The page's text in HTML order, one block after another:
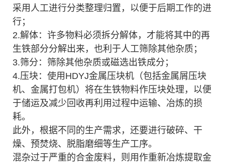
采用人工进行分类整理归置，以便于后期工作的进
行；
2.解体：许多物料必须拆分解体，才能将其中的再
生铁部分分解出来，也利于人工筛除其他杂质；
3.筛分：筛除其他杂质或磁选出铁成分；
4.压块：使用HDYJ金属压块机（包括金属屑压块
机、金属打包机）将在生铁物料作压块处理，以便
于储运及减少回收再利用过程中运输、冶炼的损
耗。
此外，根据不同的生产需求，还要进行破碎、干
燥、预焚烧、脱脂磨细等生产工序。
混杂过于严重的合金废料，则用作重新冶炼提取金